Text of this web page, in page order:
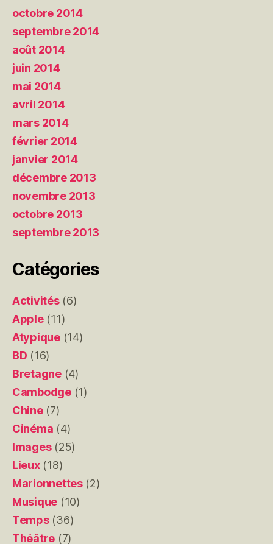
octobre 2014
septembre 2014
août 2014
juin 2014
mai 2014
avril 2014
mars 2014
février 2014
janvier 2014
décembre 2013
novembre 2013
octobre 2013
septembre 2013
Catégories
Activités(6)
Apple(11)
Atypique(14)
BD (16)
Bretagne(4)
Cambodge(1)
Chine(7)
Cinéma (4)
Images(25)
Lieux(18)
Marionnettes(2)
Musique (10)
Temps(36)
Théâtre (7)